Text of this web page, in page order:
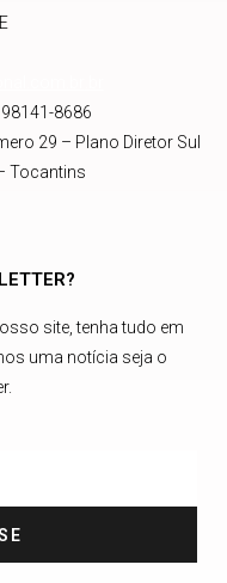
8686
29 – Plano Diretor Sul
Tocantins
site, tenha tudo em
uma notícia seja o